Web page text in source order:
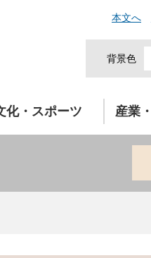
本文へ
背景色
化・スポーツ 産業